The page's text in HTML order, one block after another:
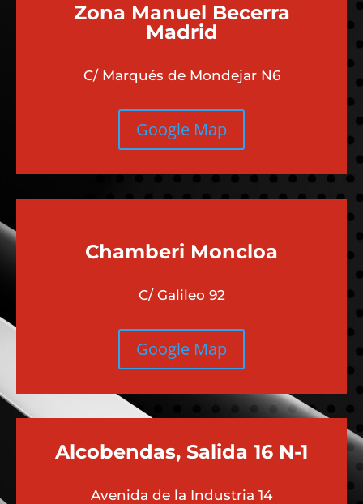
Zona Manuel Becerra
Madrid
C/ Marqués de Mondejar N6
Google Map
Chamberi Moncloa
C/ Galileo 92
Google Map
Alcobendas, Salida 16 N-1
Avenida de la Industria 14